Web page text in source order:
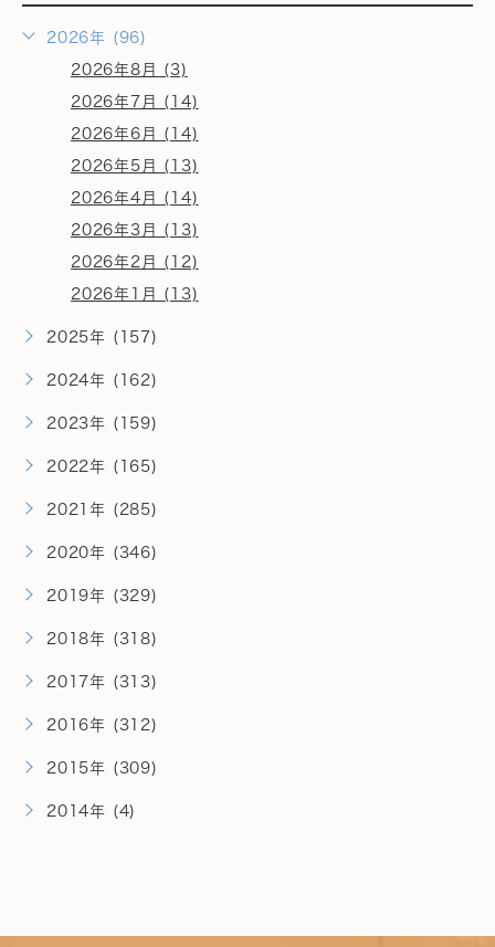
2026年 (96)
2026年8月 (3)
2026年7月 (14)
2026年6月 (14)
2026年5月 (13)
2026年4月 (14)
2026年3月 (13)
2026年2月 (12)
2026年1月 (13)
2025年 (157)
2024年 (162)
2023年 (159)
2022年 (165)
2021年 (285)
2020年 (346)
2019年 (329)
2018年 (318)
2017年 (313)
2016年 (312)
2015年 (309)
2014年 (4)